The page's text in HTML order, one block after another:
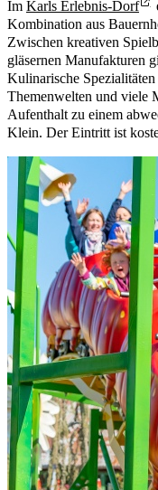
Im Karls Erlebnis-Dorf
Kombination aus
Zwischen kreativen
gläsernen Manufakturen
Kulinarische
Themenwelten und viele
Aufenthalt zu einem
Klein. Der Eintritt ist